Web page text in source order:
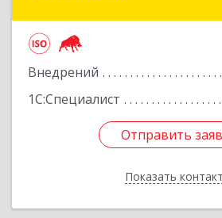
Внедрений
1С:Специалист
Отправить
Показать
Отправить
Назад